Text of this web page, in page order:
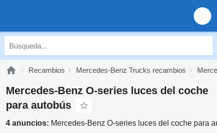
Recambios Mercedes-Benz Trucks recambios
Mercedes-Benz O-series luces del coche
para autobús
4 anuncios: Mercedes-Benz O-series luces del coche para